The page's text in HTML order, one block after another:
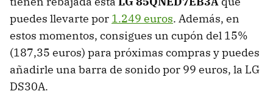
puedes llevarte por 1.249 euros. Además, en
estos momentos, consigues un cupón del 15%
(187,35 euros) para próximas compras y puedes
añadirle una barra de sonido por 99 euros, la LG
DS30A.